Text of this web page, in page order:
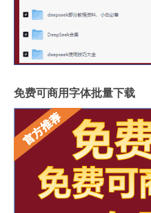
免费可商用字体批量下载